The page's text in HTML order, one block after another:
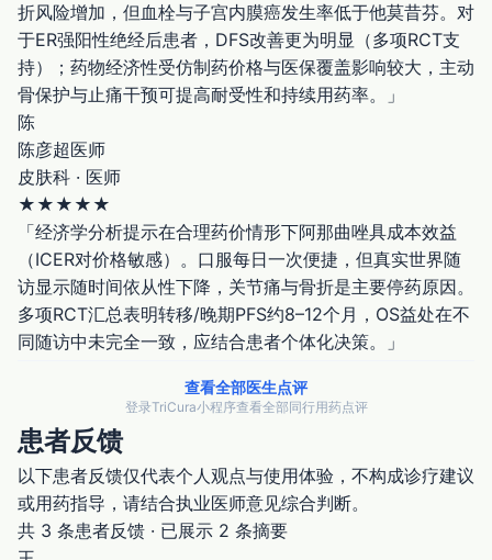
折风险增加，但血栓与子宫内膜癌发生率低于他莫昔芬。对
于ER强阳性绝经后患者，DFS改善更为明显（多项RCT支
持）；药物经济性受仿制药价格与医保覆盖影响较大，主动
骨保护与止痛干预可提高耐受性和持续用药率。」
陈
陈彦超医师
皮肤科 · 医师
★ ★ ★ ★ ★
「经济学分析提示在合理药价情形下阿那曲唑具成本效益
（ICER对价格敏感）。口服每日一次便捷，但真实世界随
访显示随时间依从性下降，关节痛与骨折是主要停药原因。
多项RCT汇总表明转移/晚期PFS约8–12个月，OS益处在不
同随访中未完全一致，应结合患者个体化决策。」
查看全部医生点评
登录TriCura小程序查看全部同行用药点评
患者反馈
以下患者反馈仅代表个人观点与使用体验，不构成诊疗建议
或用药指导，请结合执业医师意见综合判断。
共 3 条患者反馈 · 已展示 2 条摘要